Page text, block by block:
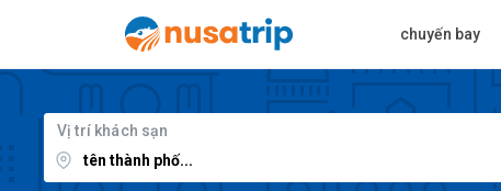
chuyến bay
Vị trí khách sạn